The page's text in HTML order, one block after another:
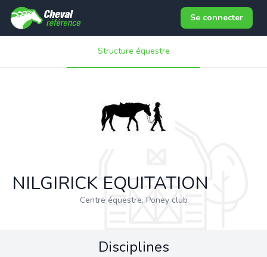
Se connecter
Structure équestre
NILGIRICK EQUITATION
Centre équestre, Poney club
Disciplines